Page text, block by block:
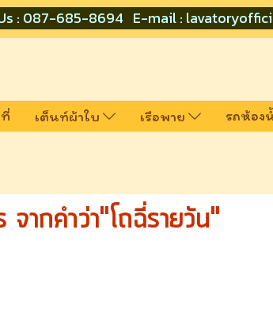
: 087-685-8694 E-mail :
เต็นท์ผ้าใบ เรือพาย รถห้อง
ากคำว่า"โถฉี่รายวัน"